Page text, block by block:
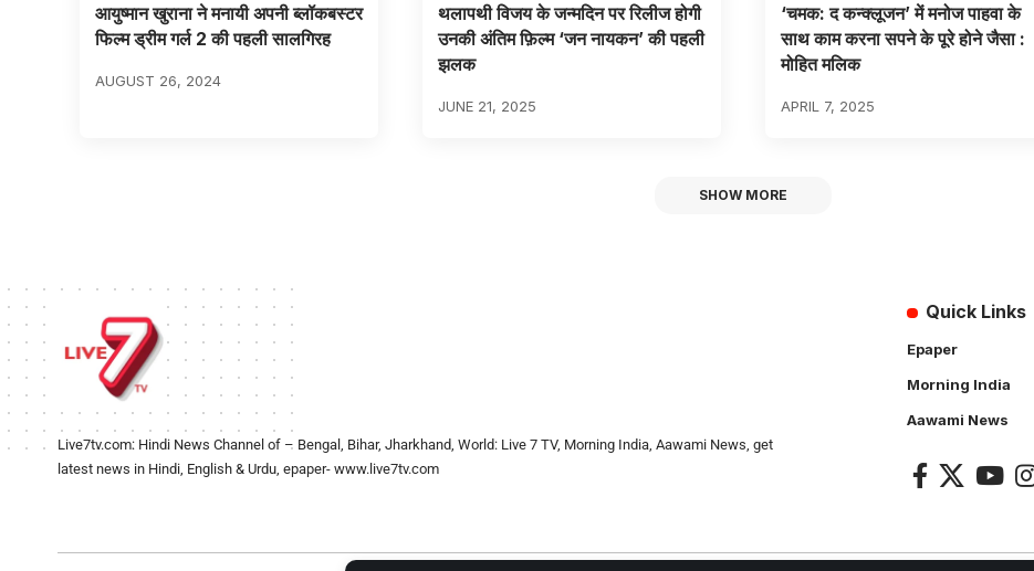
आयुष्मान खुराना ने मनायी अपनी ब्लॉकबस्टर
फिल्म ड्रीम गर्ल 2 की पहली सालगिरह
AUGUST 26, 2024
थलापथी विजय के जन्मदिन पर रिलीज होगी
उनकी अंतिम फ़िल्म ‘जन नायकन’ की पहली
झलक
JUNE 21, 2025
‘चमक: द कन्क्लूजन’ में मनोज पाहवा के
साथ काम करना सपने के पूरे होने जैसा :
मोहित मलिक
APRIL 7, 2025
SHOW MORE
Live7tv.com: Hindi News Channel of – Bengal, Bihar, Jharkhand, World: Live 7 TV, Morning India, Aawami News, get
latest news in Hindi, English & Urdu, epaper- www.live7tv.com
Quick Links
Epaper
Morning India
Aawami News